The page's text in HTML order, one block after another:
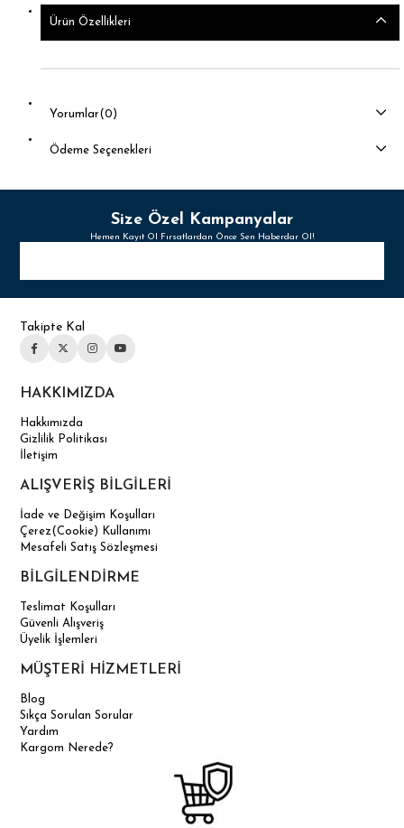
Ürün Özellikleri
Yorumlar(0)
Ödeme Seçenekleri
Size Özel Kampanyalar
Hemen Kayıt Ol Fırsatlardan Önce Sen Haberdar Ol!
Takipte Kal
HAKKIMIZDA
Hakkımızda
Gizlilik Politikası
İletişim
ALIŞVERİŞ BİLGİLERİ
İade ve Değişim Koşulları
Çerez(Cookie) Kullanımı
Mesafeli Satış Sözleşmesi
BİLGİLENDİRME
Teslimat Koşulları
Güvenli Alışveriş
Üyelik İşlemleri
MÜŞTERİ HİZMETLERİ
Blog
Sıkça Sorulan Sorular
Yardım
Kargom Nerede?